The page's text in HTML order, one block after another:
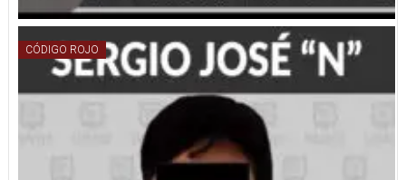
CÓDIGO ROJO